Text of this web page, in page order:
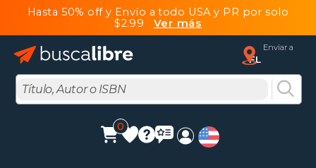
Hasta 50% off y Envío a todo USA y PR por solo
$2.99 Ver más
Enviar a
FL
0